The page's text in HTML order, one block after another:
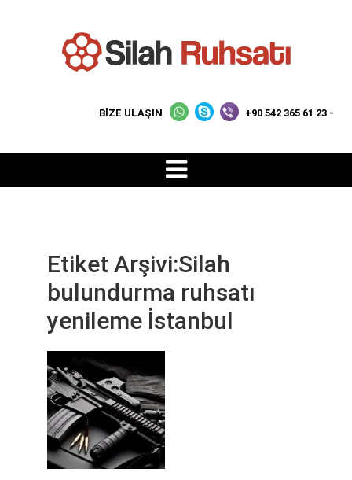
BİZE ULAŞIN +90 542 365 61 23 -
Etiket Arşivi:Silah
bulundurma ruhsatı
yenileme İstanbul